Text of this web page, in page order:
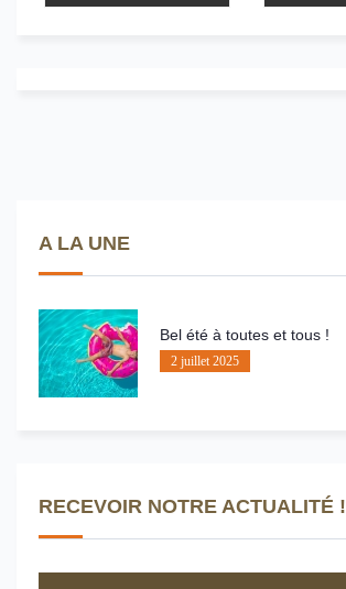
A LA UNE
Bel été à toutes et tous !
2 juillet 2025
RECEVOIR NOTRE ACTUALITÉ !